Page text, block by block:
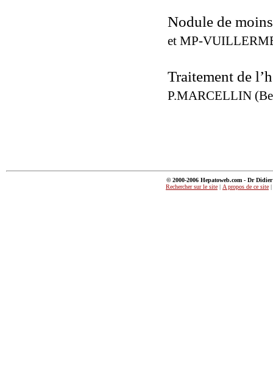
Nodule de
et MP-
Traitement de
P.MARCELLIN
© 2000-2006 Hepatoweb.com - Dr
Rechercher sur le site | A propos de ce site |